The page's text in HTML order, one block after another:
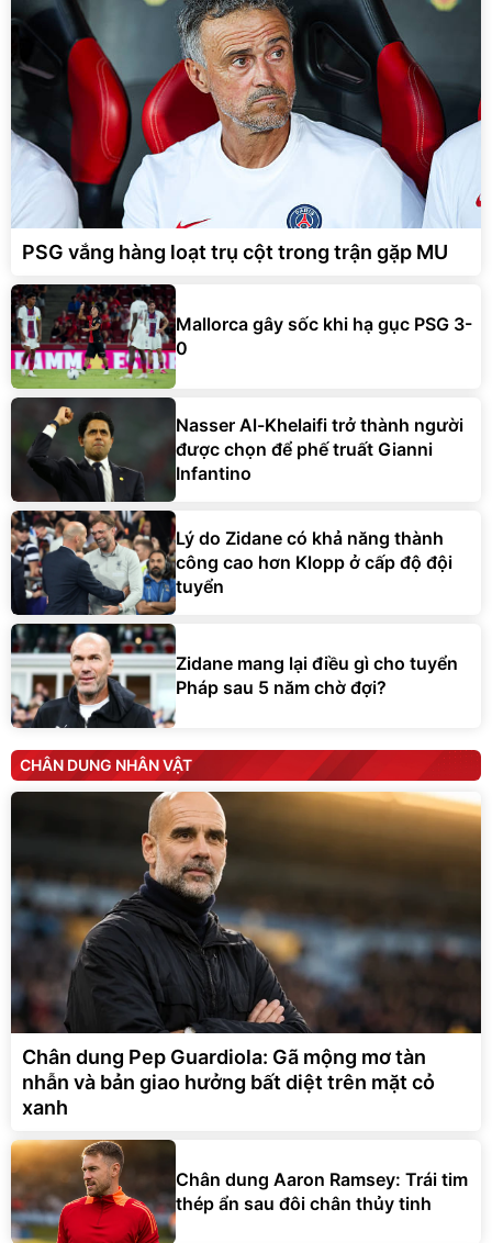
PSG vắng hàng loạt trụ cột trong trận gặp MU
Mallorca gây sốc khi hạ gục PSG 3-
0
Nasser Al-Khelaifi trở thành người
được chọn để phế truất Gianni
Infantino
Lý do Zidane có khả năng thành
công cao hơn Klopp ở cấp độ đội
tuyển
Zidane mang lại điều gì cho tuyển
Pháp sau 5 năm chờ đợi?
CHÂN DUNG NHÂN VẬT
Chân dung Pep Guardiola: Gã mộng mơ tàn
nhẫn và bản giao hưởng bất diệt trên mặt cỏ
xanh
Chân dung Aaron Ramsey: Trái tim
thép ẩn sau đôi chân thủy tinh